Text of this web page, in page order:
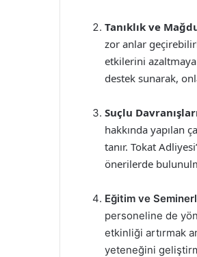
Tanıklık ve
zor anlar
etkilerini
destek sunarak,
Suçlu
hakkında yapılan
tanır. Tokat
önerilerde
Eğitim ve
personeline de
etkinliği artırmak
yeteneğini